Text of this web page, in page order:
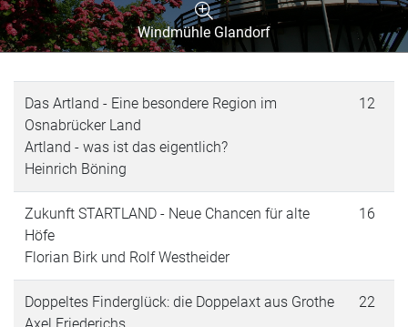
Windmühle Glandorf
Das Artland - Eine besondere Region im
Osnabrücker Land
Artland - was ist das eigentlich?
Heinrich Böning
12
Zukunft STARTLAND - Neue Chancen für alte
Höfe
Florian Birk und Rolf Westheider
16
Doppeltes Finderglück: die Doppelaxt aus Grothe
22